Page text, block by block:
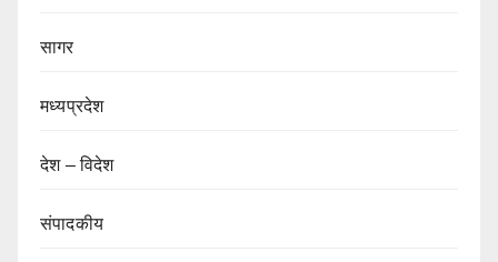
सागर
मध्यप्रदेश
देश – विदेश
संपादकीय